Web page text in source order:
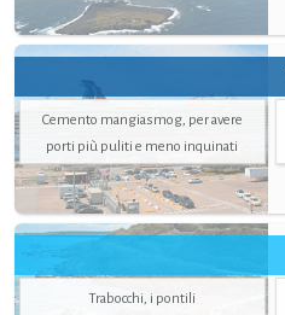
Cemento mangiasmog, per avere
porti più puliti e meno inquinati
Trabocchi, i pontili